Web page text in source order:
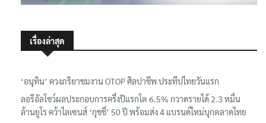
เรื่องล่าสุด
‘อนุทิน’ ควงภริยาชมงาน OTOP ศิลปาชีพ ประทีปไทยวันแรก
ลอรีอัลโชว์ผลประกอบการครึ่งปีแรกโต 6.5% กวาดรายได้ 2.3 หมื่น
ล้านยูโร คว้าไลเซนส์ ‘กุชชี่’ 50 ปี พร้อมส่ง 4 แบรนด์ใหม่บุกตลาดไทย